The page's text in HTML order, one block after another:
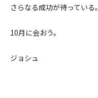
さらなる成功が待っている。
10月に会おう。
ジョシュ